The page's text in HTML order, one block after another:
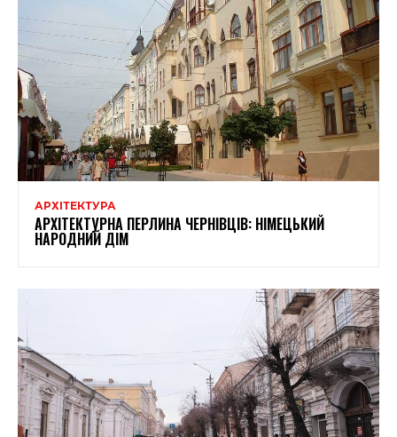
АРХІТЕКТУРА
АРХІТЕКТУРНА ПЕРЛИНА ЧЕРНІВЦІВ: НІМЕЦЬКИЙ
НАРОДНИЙ ДІМ